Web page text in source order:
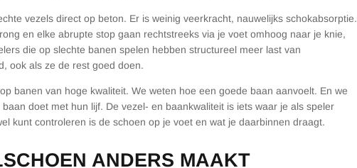
vezels direct op beton. Er is weinig veerkracht, nauwelijks schokabsorptie.
en elke abrupte stop gaan rechtstreeks via je voet omhoog naar je knie,
die op slechte banen spelen hebben structureel meer last van
ook als ze de rest goed doen.
banen van hoge kwaliteit. We weten hoe een goede baan aanvoelt. En we
doet met hun lijf. De vezel- en baankwaliteit is iets waar je als speler
kunt controleren is de schoen op je voet en wat je daarbinnen draagt.
ANDERS MAAKT